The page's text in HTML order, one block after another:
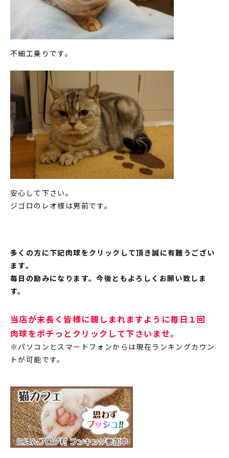
不細工乗りです。
安心して下さい。
ジゴロのレオ様は男前です。
多くの方に下記肉球をクリックして頂き誠に有難うござい
ます。
毎日の励みになります。今後ともよろしくお願い致しま
す。
当店が末長く皆様に親しまれますように毎日１回
肉球をポチっとクリックして下さいませ。
※パソコンとスマートフォンからは現在ランキングカウン
トが可能です。